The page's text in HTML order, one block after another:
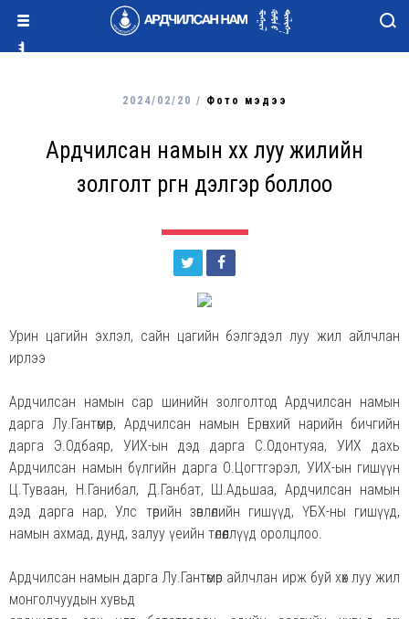
2024/02/20 / Фото мэдээ
Ардчилсан намын хөх луу жилийн
золголт өргөн дэлгэр боллоо
Урин цагийн эхлэл, сайн цагийн бэлгэдэл луу жил айлчлан
ирлээ
Ардчилсан намын сар шинийн золголтод Ардчилсан намын
дарга Лу.Гантөмөр, Ардчилсан намын Ерөнхий нарийн бичгийн
дарга Э.Одбаяр, УИХ-ын дэд дарга С.Одонтуяа, УИХ дахь
Ардчилсан намын бүлгийн дарга О.Цогтгэрэл, УИХ-ын гишүүн
Ц.Туваан, Н.Ганибал, Д.Ганбат, Ш.Адьшаа, Ардчилсан намын
дэд дарга нар, Улс төрийн зөвлөлийн гишүүд, ҮБХ-ны гишүүд,
намын ахмад, дунд, залуу үеийн төлөөллүүд оролцлоо.
Ардчилсан намын дарга Лу.Гантөмөр айлчлан ирж буй хөх луу жил
монголчуудын хувьд